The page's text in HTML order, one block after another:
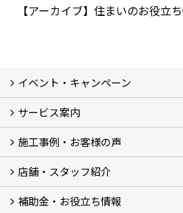
【アーカイブ】住まいのお役立
イベント・キャンペーン
最新のイベント・キャンペーン情報
過去のイベント・キャンペーン
サービス案内
リフォームメニュー (17)
マンションリノベ
外壁塗装リフォーム
防音室リフォーム
近鉄不動産のドッグリフォーム by
住まいの無料点検
リフォームの流れ
リフォーム成功のQ＆A
保証とアフターサービス
私たちが大切にしていること
安心のリフォーム体制
施工担当者の想い
多種多様なニーズに応える提案力
施工事例・お客様の声
施工事例集
ビフォーアフター集
お客様の声
店舗・スタッフ紹介
店舗 (12)
スタッフ
Googleクチコミ評価
近鉄のリフォーム NEWing (2)
補助金・お役立ち情報